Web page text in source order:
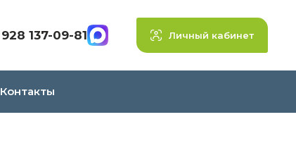
137-09-81 Личный кабинет
Контакты